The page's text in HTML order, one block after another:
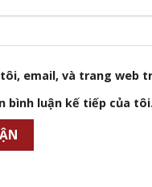
email, và trang web
bình luận kế tiếp của tôi.